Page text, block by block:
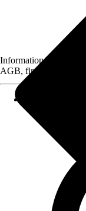
Informationen des
AGB, finden Sie bei